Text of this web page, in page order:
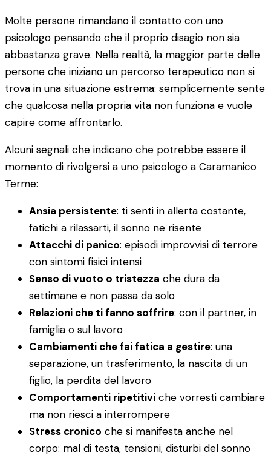
Molte persone rimandano il contatto con uno
psicologo pensando che il proprio disagio non sia
abbastanza grave. Nella realtà, la maggior parte delle
persone che iniziano un percorso terapeutico non si
trova in una situazione estrema: semplicemente sente
che qualcosa nella propria vita non funziona e vuole
capire come affrontarlo.
Alcuni segnali che indicano che potrebbe essere il
momento di rivolgersi a uno psicologo a Caramanico
Terme:
Ansia persistente: ti senti in allerta costante,
fatichi a rilassarti, il sonno ne risente
Attacchi di panico: episodi improvvisi di terrore
con sintomi fisici intensi
Senso di vuoto o tristezza che dura da
settimane e non passa da solo
Relazioni che ti fanno soffrire: con il partner, in
famiglia o sul lavoro
Cambiamenti che fai fatica a gestire: una
separazione, un trasferimento, la nascita di un
figlio, la perdita del lavoro
Comportamenti ripetitivi che vorresti cambiare
ma non riesci a interrompere
Stress cronico che si manifesta anche nel
corpo: mal di testa, tensioni, disturbi del sonno